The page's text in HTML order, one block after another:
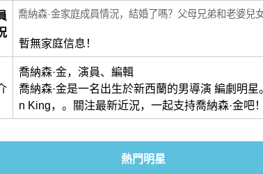
喬納森·金家庭成員情況，結婚了嗎？父母兄弟和老婆兒
暫無家庭信息！
喬納森·金，演員、編輯
喬納森·金是一名出生於新西蘭的男導演 編劇明
n King，。關注最新近況，一起支持喬納森·金吧！
熱門明星